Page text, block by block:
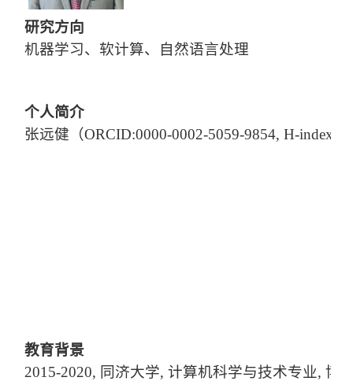
研究方向
机器学习、软计算、自然语言处理
个人简介
张远健（ORCID:0000-0002-5059-9854, H-
教育背景
2015-2020, 同济大学, 计算机科学与技术专业, 博